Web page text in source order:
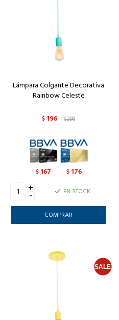
Lámpara Colgante Decorativa
Rainbow Celeste
$196 $390
$ 167 $ 176
+
- EN STOCK